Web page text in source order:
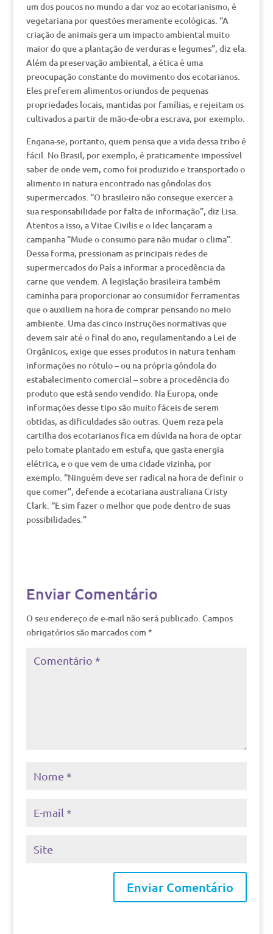
um dos poucos no mundo a dar voz ao ecotarianismo, é
vegetariana por questões meramente ecológicas. “A
criação de animais gera um impacto ambiental muito
maior do que a plantação de verduras e legumes”, diz ela.
Além da preservação ambiental, a ética é uma
preocupação constante do movimento dos ecotarianos.
Eles preferem alimentos oriundos de pequenas
propriedades locais, mantidas por famílias, e rejeitam os
cultivados a partir de mão-de-obra escrava, por exemplo.
Engana-se, portanto, quem pensa que a vida dessa tribo é
fácil. No Brasil, por exemplo, é praticamente impossível
saber de onde vem, como foi produzido e transportado o
alimento in natura encontrado nas gôndolas dos
supermercados. “O brasileiro não consegue exercer a
sua responsabilidade por falta de informação”, diz Lisa.
Atentos a isso, a Vitae Civilis e o Idec lançaram a
campanha “Mude o consumo para não mudar o clima”.
Dessa forma, pressionam as principais redes de
supermercados do País a informar a procedência da
carne que vendem. A legislação brasileira também
caminha para proporcionar ao consumidor ferramentas
que o auxiliem na hora de comprar pensando no meio
ambiente. Uma das cinco instruções normativas que
devem sair até o final do ano, regulamentando a Lei de
Orgânicos, exige que esses produtos in natura tenham
informações no rótulo – ou na própria gôndola do
estabalecimento comercial – sobre a procedência do
produto que está sendo vendido. Na Europa, onde
informações desse tipo são muito fáceis de serem
obtidas, as dificuldades são outras. Quem reza pela
cartilha dos ecotarianos fica em dúvida na hora de optar
pelo tomate plantado em estufa, que gasta energia
elétrica, e o que vem de uma cidade vizinha, por
exemplo. “Ninguém deve ser radical na hora de definir o
que comer”, defende a ecotariana australiana Cristy
Clark. “E sim fazer o melhor que pode dentro de suas
possibilidades.”
Enviar Comentário
O seu endereço de e-mail não será publicado. Campos
obrigatórios são marcados com *